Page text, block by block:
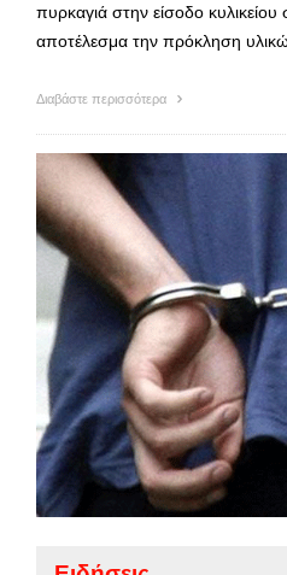
πυρκαγιά στην είσοδο
αποτέλεσμα την πρόκληση
Διαβάστε περισσότερα